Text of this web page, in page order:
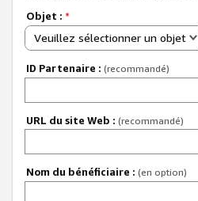
Objet : *
Veuillez sélectionner un objet
ID Partenaire : (recommandé)
URL du site Web : (recommandé)
Nom du bénéficiaire : (en option)